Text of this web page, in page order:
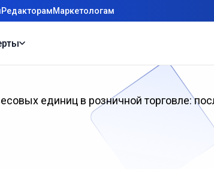
РедакторамМаркетологам
единиц в розничной торговле: